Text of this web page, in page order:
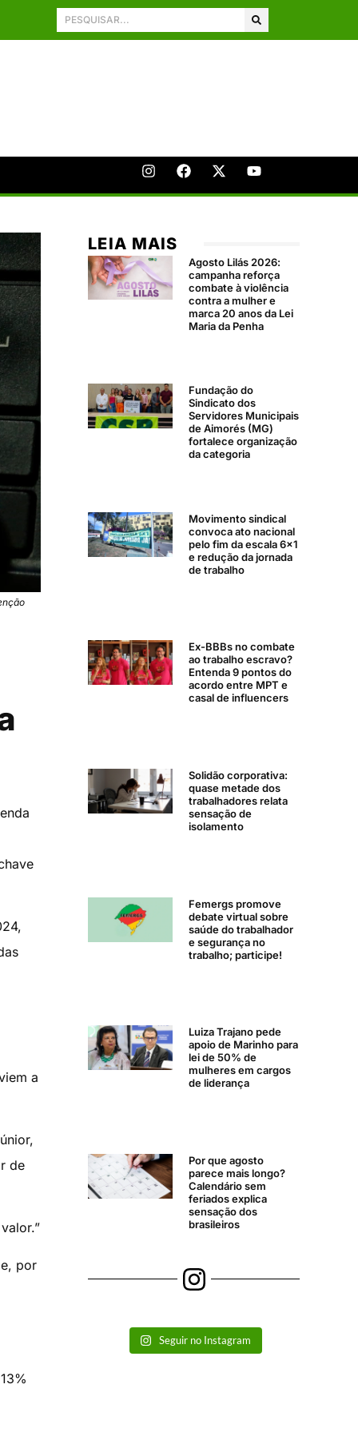
a
de
por
LEIA MAIS
Agosto Lilás 2026:
campanha reforça
combate à violência
contra a mulher e
marca 20 anos da Lei
Maria da Penha
Fundação do
Sindicato dos
Servidores Municipais
de Aimorés (MG)
fortalece organização
da categoria
Movimento sindical
convoca ato nacional
pelo fim da escala 6×1
e redução da jornada
de trabalho
Ex-BBBs no combate
ao trabalho escravo?
Entenda 9 pontos do
acordo entre MPT e
casal de influencers
Solidão corporativa:
quase metade dos
trabalhadores relata
sensação de
isolamento
Femergs promove
debate virtual sobre
saúde do trabalhador
e segurança no
trabalho; participe!
Luiza Trajano pede
apoio de Marinho para
lei de 50% de
mulheres em cargos
de liderança
Por que agosto
parece mais longo?
Calendário sem
feriados explica
sensação dos
brasileiros
Seguir no Instagram